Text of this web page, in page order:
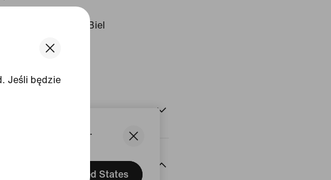
are in United States.
location?
United States
Jeśli będzie
Czerń/Biel
produktu